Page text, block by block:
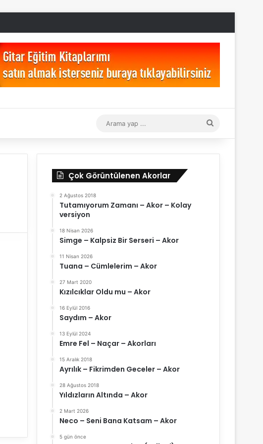
yap
Çok Görüntülenen Akorlar
2 Ağustos 2018
Tutamıyorum Zamanı – Akor – Kolay
versiyon
18 Nisan 2026
Simge – Kalpsiz Bir Serseri – Akor
11 Nisan 2026
Tuana – Cümlelerim – Akor
27 Mart 2020
Kızılcıklar Oldu mu – Akor
16 Eylül 2016
Saydım – Akor
13 Eylül 2024
Emre Fel – Naçar – Akorları
15 Aralık 2018
Ayrılık – Fikrimden Geceler – Akor
28 Ağustos 2018
Yıldızların Altında – Akor
2 Mart 2026
Neco – Seni Bana Katsam – Akor
5 gün önce